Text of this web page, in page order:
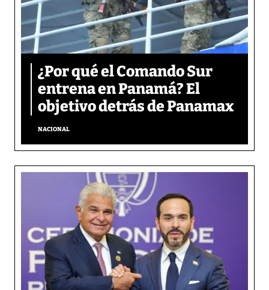
¿Por qué el Comando Sur
entrena en Panamá? El
objetivo detrás de Panamax
NACIONAL